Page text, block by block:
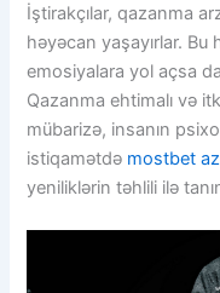
İştirakçılar, qazanma
həyəcan yaşayırlar.
emosiyalara yol açsa
Qazanma ehtimalı və
mübarizə, insanın
istiqamətdə mostbet az
yeniliklərin təhlili ilə